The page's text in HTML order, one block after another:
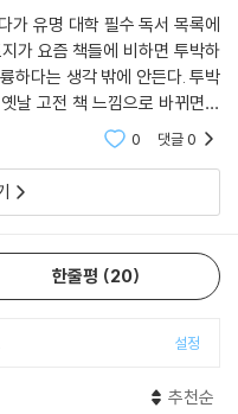
록에
다는 생각 밖에 안든다. 투박
날 고전 책 느낌으로 바뀌면서
0 댓글0
한줄평 20
설정
추천순